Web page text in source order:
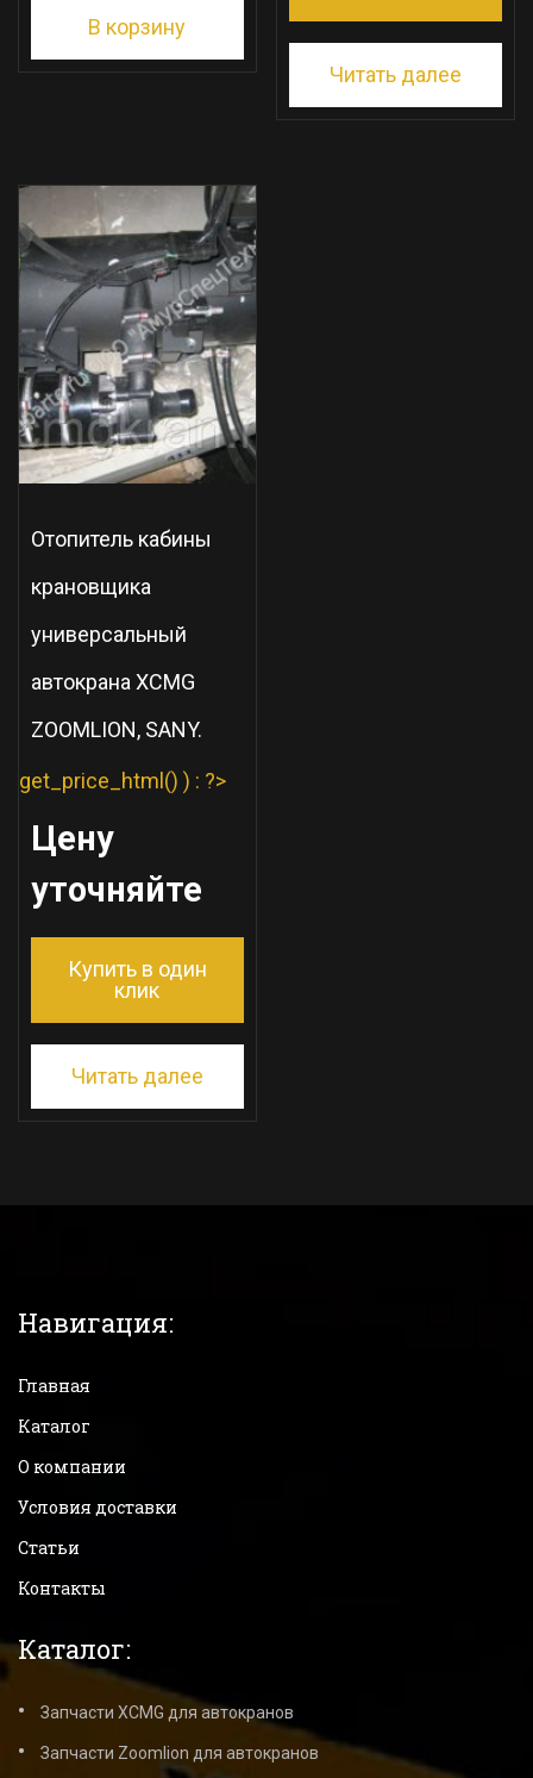
В корзину
Читать далее
Отопитель кабины
крановщика
универсальный
автокрана XCMG
ZOOMLION, SANY.
get_price_html() ) : ?>
Цену
уточняйте
Купить в один
клик
Читать далее
Навигация:
Главная
Каталог
О компании
Условия доставки
Статьи
Контакты
Каталог:
Запчасти XCMG для автокранов
Запчасти Zoomlion для автокранов